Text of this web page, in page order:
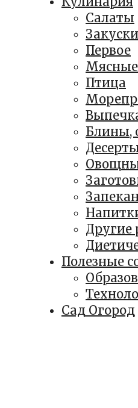
Салаты
Закуски
Первое
Птица
Блины,
Другие
Полезные
Сад Огород